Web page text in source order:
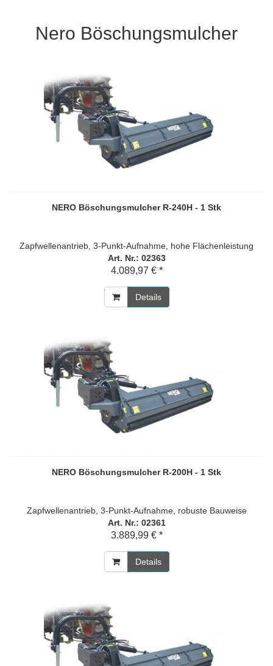
Nero Böschungsmulcher
NERO Böschungsmulcher R-240H - 1 Stk
Zapfwellenantrieb, 3-Punkt-Aufnahme, hohe Flächenleistung
Art. Nr.: 02363
4.089,97 € *
Details
NERO Böschungsmulcher R-200H - 1 Stk
Zapfwellenantrieb, 3-Punkt-Aufnahme, robuste Bauweise
Art. Nr.: 02361
3.889,99 € *
Details